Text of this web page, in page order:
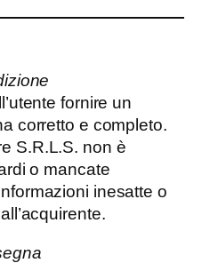
fornire un
corretto e completo.
S.R.L.S. non è
o mancate
inesatte o